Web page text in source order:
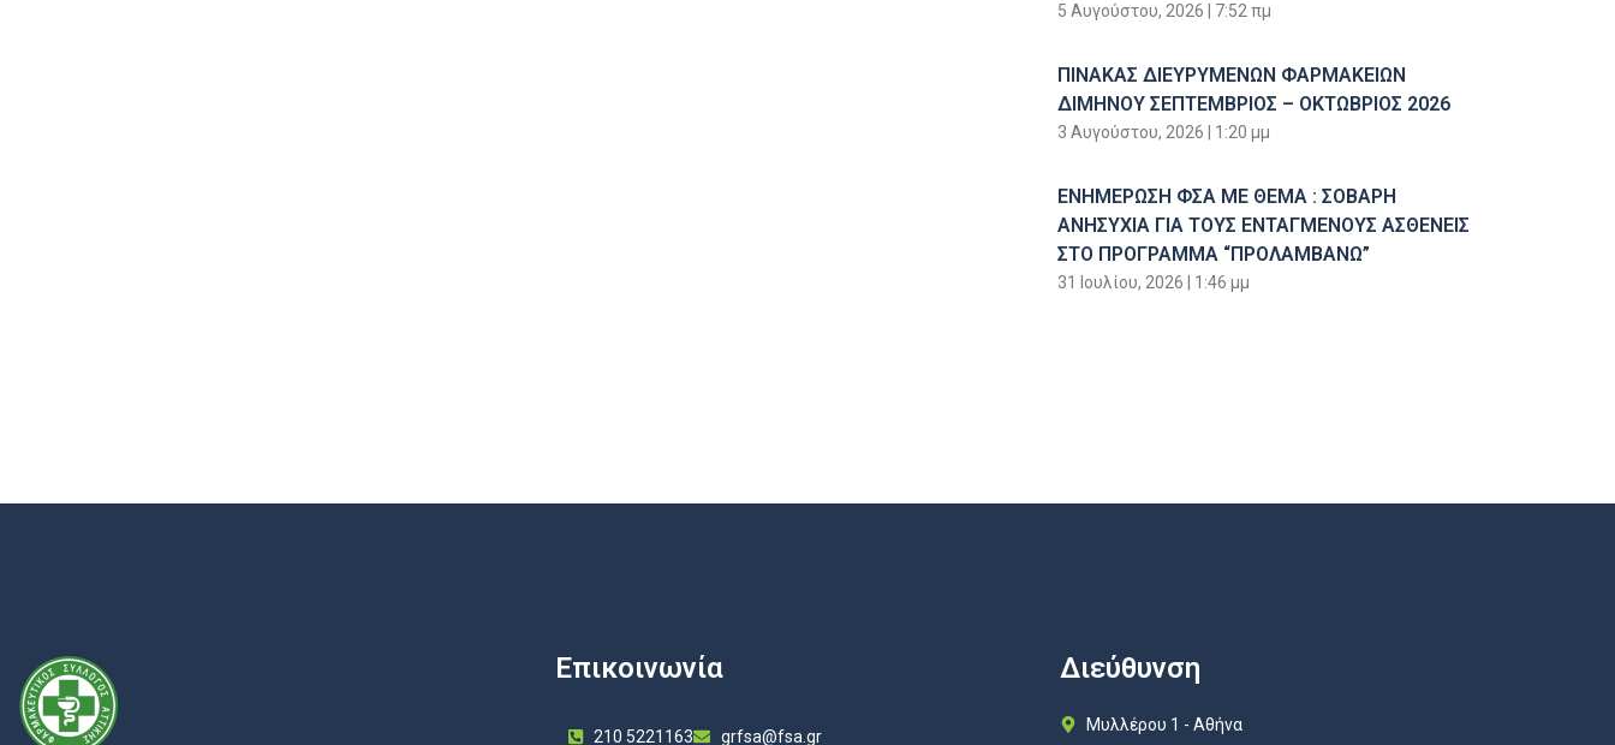
5 Αυγούστου, 2026 7:52 πμ
ΠΙΝΑΚΑΣ ΔΙΕΥΡΥΜΕΝΩΝ ΦΑΡΜΑΚΕΙΩΝ
ΔΙΜΗΝΟΥ ΣΕΠΤΕΜΒΡΙΟΣ – ΟΚΤΩΒΡΙΟΣ 2026
3 Αυγούστου, 2026 1:20 μμ
ΕΝΗΜΕΡΩΣΗ ΦΣΑ ΜΕ ΘΕΜΑ : ΣΟΒΑΡΗ
ΑΝΗΣΥΧΙΑ ΓΙΑ ΤΟΥΣ ΕΝΤΑΓΜΕΝΟΥΣ ΑΣΘΕΝΕΙΣ
ΣΤΟ ΠΡΟΓΡΑΜΜΑ “ΠΡΟΛΑΜΒΑΝΩ”
31 Ιουλίου, 2026 1:46 μμ
Επικοινωνία
210 5221163 grfsa@fsa.gr
Διεύθυνση
Μυλλέρου 1 - Αθήνα